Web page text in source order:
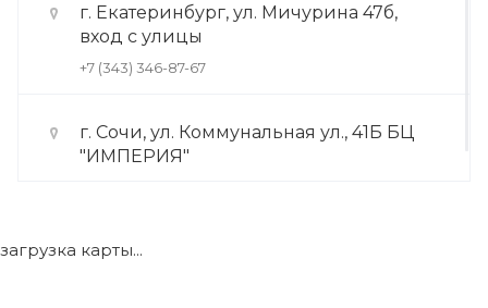
г. Екатеринбург, ул. Мичурина 47б,
вход с улицы
+7 (343) 346-87-67
г. Сочи, ул. Коммунальная ул., 41Б БЦ
"ИМПЕРИЯ"
загрузка карты...